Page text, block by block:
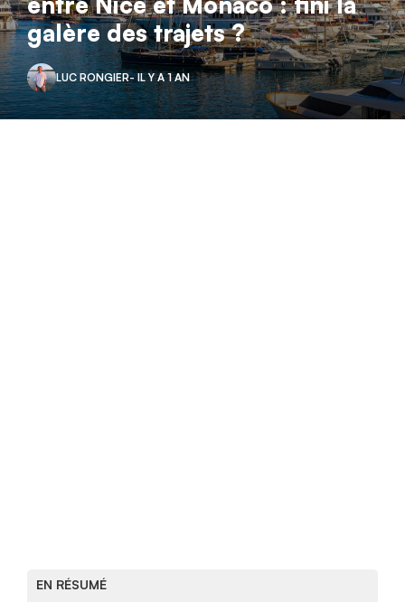
galère des trajets ?
LUC RONGIER- IL Y A 1 AN
EN RÉSUMÉ